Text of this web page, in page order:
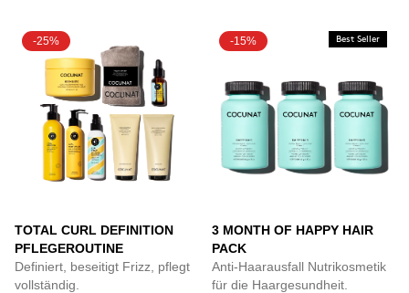
-25%
TOTAL CURL DEFINITION
PFLEGEROUTINE
Definiert, beseitigt Frizz, pflegt
vollständig.
-15% Best Seller
3 MONTH OF HAPPY HAIR
PACK
Anti-Haarausfall Nutrikosmetik
für die Haargesundheit.